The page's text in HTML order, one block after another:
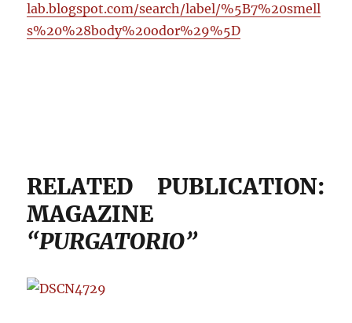
lab.blogspot.com/search/label/%5B7%20smell
s%20%28body%20odor%29%5D
RELATED PUBLICATION:
MAGAZINE
“PURGATORIO”